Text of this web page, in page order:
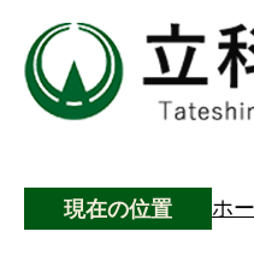
現在の位置 ホ